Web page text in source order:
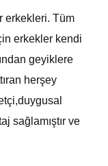
erkekleri. Tüm
erkekler kendi
geyiklere
herşey
sağlamıştır ve